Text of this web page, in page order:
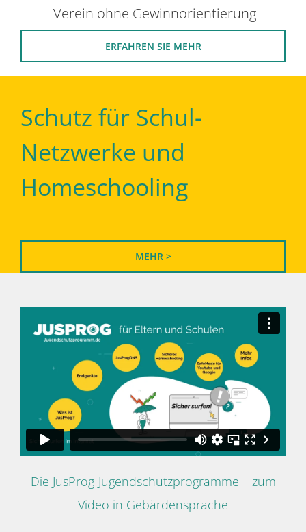
Verein ohne Gewinnorientierung
ERFAHREN SIE MEHR
Schutz für Schul-
Netzwerke und
Homeschooling
MEHR >
Die JusProg-Jugendschutzprogramme – zum
Video in Gebärdensprache